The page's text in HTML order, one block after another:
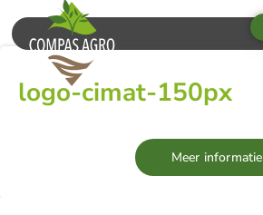
logo-cimat-150px
Meer informatie